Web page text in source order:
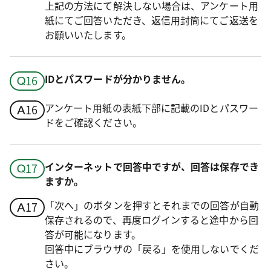
上記の方法にて解決しない場合は、アンケート用
紙にてご回答いただき、返信用封筒にてご返送を
お願いいたします。
IDとパスワードが分かりません。
アンケート用紙の表紙下部に記載のIDとパスワー
ドをご確認ください。
インターネットで回答中ですが、回答は保存でき
ますか。
「次へ」のボタンを押すとそれまでの回答が自動
保存されるので、再度ログインすると途中から回
答が可能になります。
回答中にブラウザの「戻る」を使用しないでくだ
さい。